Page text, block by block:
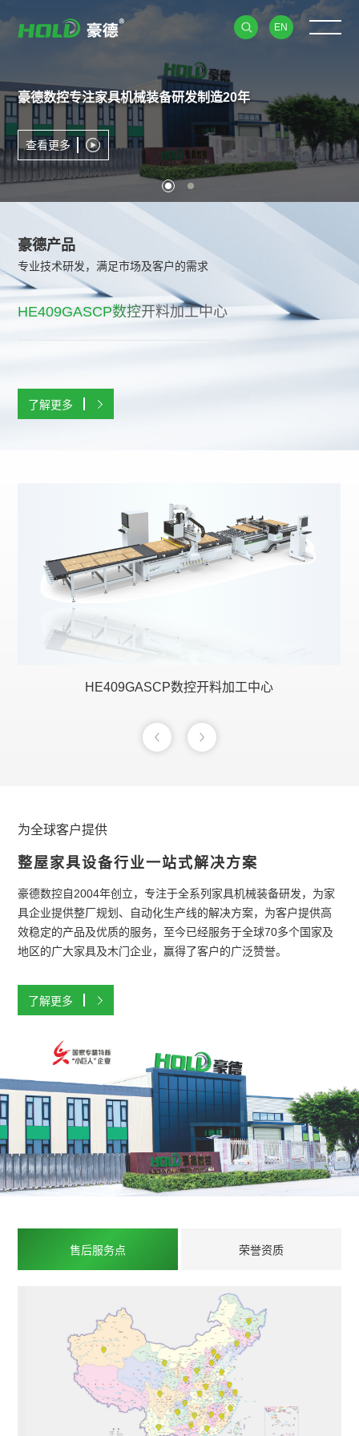
EN
豪德数控专注家具机械装备研发制造20年
查看更多
豪德产品
专业技术研发，满足市场及客户的需求
HK409T4
了解更多
HK409T2B
了解更多
HEK409
了解更多
HE409GA
了解更多
HE409GASCP数控开料加工中心
了解更多
HB622GP双工位数控钻孔中心
了解更多
HE409GASCP数控开料加工中心
为全球客户提供
整屋家具设备行业一站式解决方案
豪德数控自2004年创立，专注于全系列家具机械装备研发，为家
具企业提供整厂规划、自动化生产线的解决方案，为客户提供高
效稳定的产品及优质的服务，至今已经服务于全球70多个国家及
地区的广大家具及木门企业，赢得了客户的广泛赞誉。
了解更多
售后服务点 荣誉资质